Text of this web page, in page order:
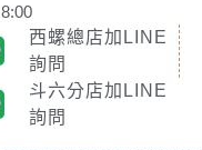
8:00
西螺總店加LINE
詢問
斗六分店加LINE
詢問